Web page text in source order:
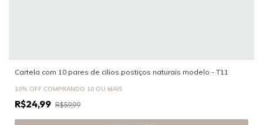
Cartela com 10 pares de cilios postiços naturais modelo - T11
10% OFF COMPRANDO 10 OU MAIS
R$24,99 R$59,99